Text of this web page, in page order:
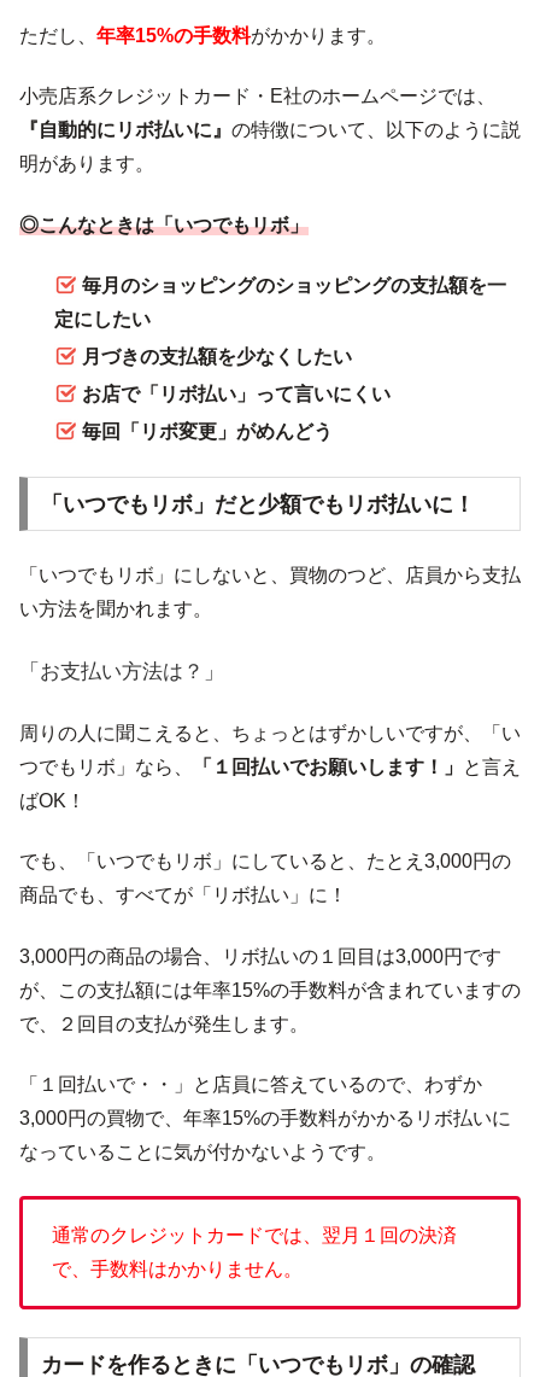
ただし、 年率15%の手数料がかかります。
小売店系クレジットカード・E社のホームページでは、
『自動的にリボ払いに』 の特徴について、以下のように説
明があります。
◎こんなときは「いつでもリボ」
毎月のショッピングのショッピングの支払額を一
定にしたい
月づきの支払額を少なくしたい
お店で「リボ払い」って言いにくい
毎回「リボ変更」がめんどう
「いつでもリボ」だと少額でもリボ払いに！
「いつでもリボ」にしないと、買物のつど、店員から支払
い方法を聞かれます。
「お支払い方法は？」
周りの人に聞こえると、ちょっとはずかしいですが、「い
つでもリボ」なら、
「１回払いでお願いします！」 と言え
ばOK！
でも、「いつでもリボ」にしていると、たとえ3,000円の
商品でも、すべてが「リボ払い」に！
3,000円の商品の場合、リボ払いの１回目は3,000円です
が、この支払額には年率15%の手数料が含まれていますの
で、２回目の支払が発生します。
「１回払いで・・」と店員に答えているので、わずか
3,000円の買物で、年率15%の手数料がかかるリボ払いに
なっていることに気が付かないようです。
通常のクレジットカードでは、翌月１回の決済
で、手数料はかかりません。
カードを作るときに「いつでもリボ」の確認